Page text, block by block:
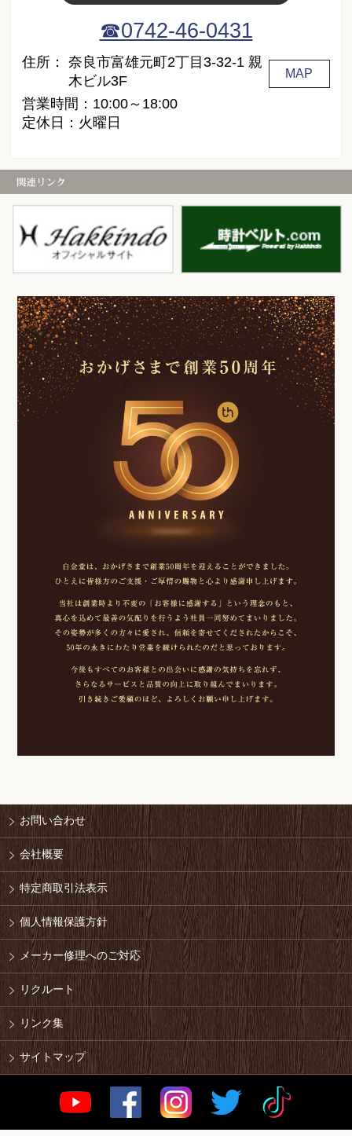
☎0742-46-0431
住所：
奈良市富雄元町2丁目3-32-1 親
木ビル3F
MAP
営業時間：10:00～18:00
定休日：火曜日
お
お問い合わせ
会社概要
特定商取引法表示
個人情報保護方針
メーカー修理へのご対応
リクルート
リンク集
サイトマップ